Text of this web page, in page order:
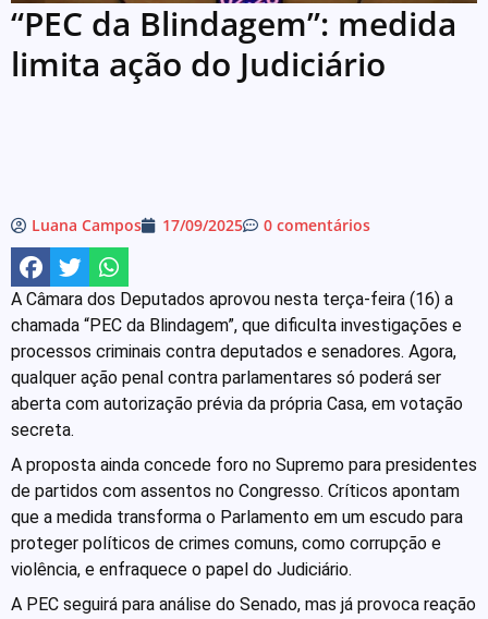
“PEC da Blindagem”: medida
limita ação do Judiciário
Luana Campos 17/09/2025 0 comentários
A Câmara dos Deputados aprovou nesta terça-feira (16) a
chamada “PEC da Blindagem”, que dificulta investigações e
processos criminais contra deputados e senadores. Agora,
qualquer ação penal contra parlamentares só poderá ser
aberta com autorização prévia da própria Casa, em votação
secreta.
A proposta ainda concede foro no Supremo para presidentes
de partidos com assentos no Congresso. Críticos apontam
que a medida transforma o Parlamento em um escudo para
proteger políticos de crimes comuns, como corrupção e
violência, e enfraquece o papel do Judiciário.
A PEC seguirá para análise do Senado, mas já provoca reação